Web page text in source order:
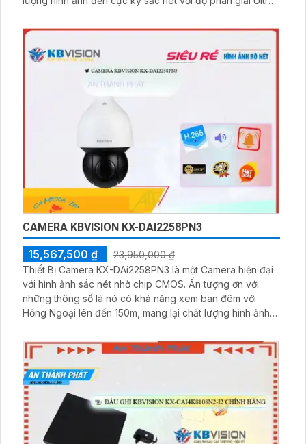
dụng công nghệ IP POE, việc cài đặt và sử dụng camera
CAMERA KBVISION KX-DAI2258PN3
15,567,500 ₫
23,950,000 ₫
Thiết Bị Camera KX-DAi2258PN3 là một Camera hiện đại
với hình ảnh sắc nét nhờ chip CMOS. Ấn tượng ơn với
những thông số là nó có khả năng xem ban đêm với
Hồng Ngoại lên đến 150m, mang lại chất lượng hình ảnh
với các định dạng như H